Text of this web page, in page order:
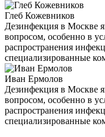
Глеб Кожевников
Дезинфекция в Москве
вопросом, особенно в
распространения
специализированные
Иван Ермолов
Дезинфекция в Москве
вопросом, особенно в
распространения
специализированные